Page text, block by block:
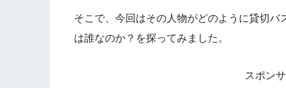
そこで、今回はその人物がどのように貸切
は誰なのか？を探ってみました。
スポン